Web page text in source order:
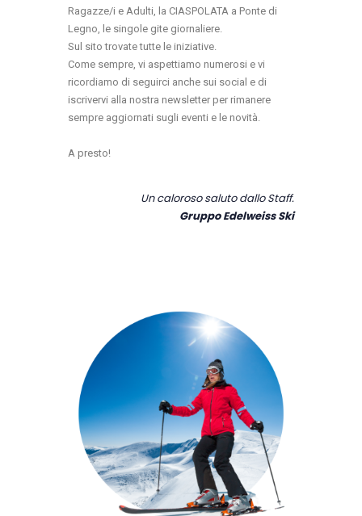
Ragazze/i e Adulti, la CIASPOLATA a Ponte di
Legno, le singole gite giornaliere.
Sul sito trovate tutte le iniziative.
Come sempre, vi aspettiamo numerosi e vi
ricordiamo di seguirci anche sui social e di
iscrivervi alla nostra newsletter per rimanere
sempre aggiornati sugli eventi e le novità.
A presto!
Un caloroso saluto dallo Staff.
Gruppo Edelweiss Ski